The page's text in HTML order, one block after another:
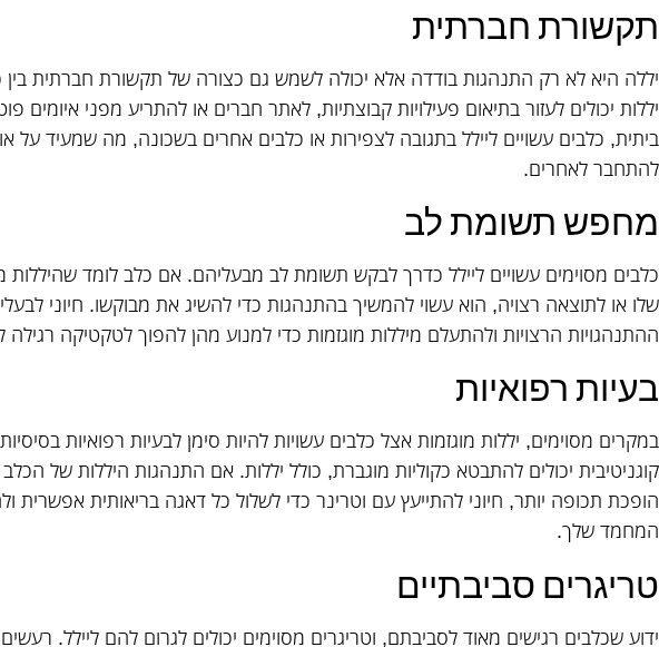
תקשורת חברתית
יללה היא לא רק התנהגות בודדה אלא יכולה לשמש גם כצורה של תקשורת חברתית
יללות יכולים לעזור בתיאום פעילויות קבוצתיות, לאתר חברים או להתריע מפני איומים
ביתית, כלבים עשויים ליילל בתגובה לצפירות או כלבים אחרים בשכונה, מה שמעיד על
להתחבר לאחרים.
מחפש תשומת לב
כלבים מסוימים עשויים ליילל כדרך לבקש תשומת לב מבעליהם. אם כלב לומד
שלו או לתוצאה רצויה, הוא עשוי להמשיך בהתנהגות כדי להשיג את מבוקשו. חיוני
ההתנהגויות הרצויות ולהתעלם מיללות מוגזמות כדי למנוע מהן להפוך לטקטיקה
בעיות רפואיות
במקרים מסוימים, יללות מוגזמות אצל כלבים עשויות להיות סימן לבעיות רפואיות
קוגניטיבית יכולים להתבטא כקוליות מוגברת, כולל יללות. אם התנהגות היללות של
הופכת תכופה יותר, חיוני להתייעץ עם וטרינר כדי לשלול כל דאגה בריאותית אפשרית
המחמד שלך.
טריגרים סביבתיים
ידוע שכלבים רגישים מאוד לסביבתם, וטריגרים מסוימים יכולים לגרום להם ליילל.